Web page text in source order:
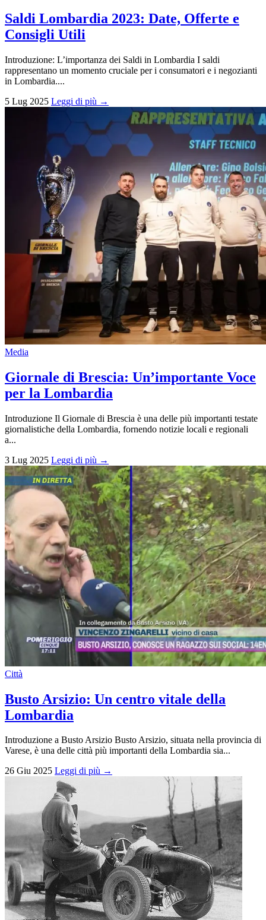
Saldi Lombardia 2023: Date, Offerte e
Consigli Utili
Introduzione: L’importanza dei Saldi in Lombardia I saldi
rappresentano un momento cruciale per i consumatori e i negozianti
in Lombardia....
5 Lug 2025 Leggi di più →
Media
Giornale di Brescia: Un’importante Voce
per la Lombardia
Introduzione Il Giornale di Brescia è una delle più importanti testate
giornalistiche della Lombardia, fornendo notizie locali e regionali
a...
3 Lug 2025 Leggi di più →
Città
Busto Arsizio: Un centro vitale della
Lombardia
Introduzione a Busto Arsizio Busto Arsizio, situata nella provincia di
Varese, è una delle città più importanti della Lombardia sia...
26 Giu 2025 Leggi di più →